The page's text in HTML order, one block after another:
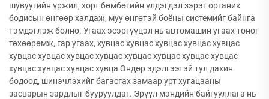
шувуугийн үржил, хорт бөмбөгийн үлдэгдэл зэрэг органик
бодисын өнгөөр халдаж, муу өнгөтэй боёны системийг байнга
тэмдэглэж болно. Угаах эсэргүүцэл нь автомашин угаах тоног
төхөөрөмж, гар угаах, хувцас хувцас хувцас хувцас хувцас
хувцас хувцас хувцас хувцас хувцас хувцас хувцас хувцас
хувцас хувцас хувцас хувца Өндөр эдэлгээтэй тул дахин
бодоод, шинэчлэхийг багасгах замаар урт хугацааны
засварын зардлыг бууруулдаг. Эрүүл мэндийн байгууллага нь